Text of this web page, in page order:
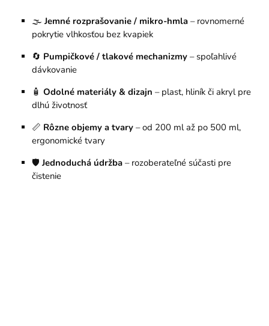
🌫️Jemné rozprašovanie / mikro-hmla – rovnomerné
pokrytie vlhkosťou bez kvapiek
🔄 Pumpičkové / tlakové mechanizmy – spoľahlivé
dávkovanie
🧴Odolné materiály & dizajn – plast, hliník či akryl pre
dlhú životnosť
📏 Rôzne objemy a tvary – od 200 ml až po 500 ml,
ergonomické tvary
🛡Jednoduchá údržba – rozoberateľné súčasti pre
čistenie